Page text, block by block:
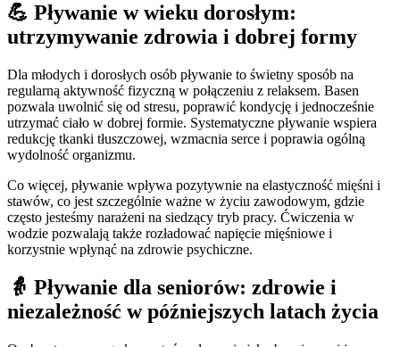
💪 Pływanie w wieku dorosłym:
utrzymywanie zdrowia i dobrej formy
Dla młodych i dorosłych osób pływanie to świetny sposób na
regularną aktywność fizyczną w połączeniu z relaksem. Basen
pozwala uwolnić się od stresu, poprawić kondycję i jednocześnie
utrzymać ciało w dobrej formie. Systematyczne pływanie wspiera
redukcję tkanki tłuszczowej, wzmacnia serce i poprawia ogólną
wydolność organizmu.
Co więcej, pływanie wpływa pozytywnie na elastyczność mięśni i
stawów, co jest szczególnie ważne w życiu zawodowym, gdzie
często jesteśmy narażeni na siedzący tryb pracy. Ćwiczenia w
wodzie pozwalają także rozładować napięcie mięśniowe i
korzystnie wpłynąć na zdrowie psychiczne.
👵 Pływanie dla seniorów: zdrowie i
niezależność w późniejszych latach życia